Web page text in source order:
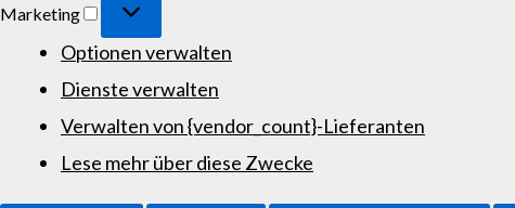
Marketing
Optionen verwalten
Dienste verwalten
Verwalten von {vendor_count}-Lieferanten
Lese mehr über diese Zwecke